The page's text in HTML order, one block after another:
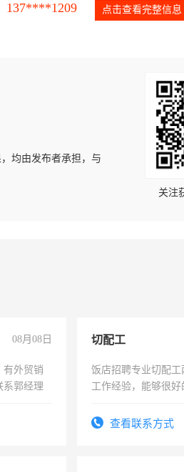
137****1209 点击查看完整信息
均由发布者承担，与
关注
08月08日
有外贸销
系郭经理
切配工
饭店招聘专业切配
工作经验，能够很
4500。查看联系方式